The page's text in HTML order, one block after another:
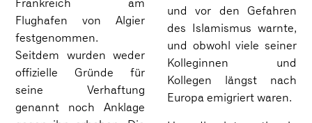
Flughafen von Algier
festgenommen.
Seitdem wurden weder
offizielle Gründe für
seine Verhaftung
genannt noch Anklage
und vor den Gefahren
des Islamismus warnte,
und obwohl viele seiner
Kolleginnen und
Kollegen längst nach
Europa emigriert waren.